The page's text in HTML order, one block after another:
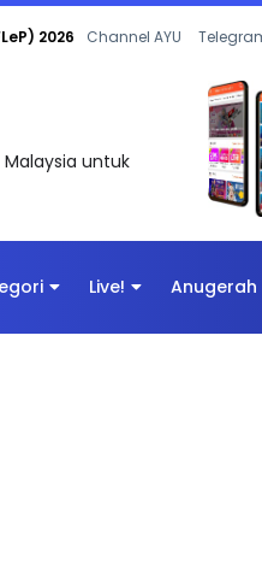
2026 Channel AYU
untuk
Live! Anugerah